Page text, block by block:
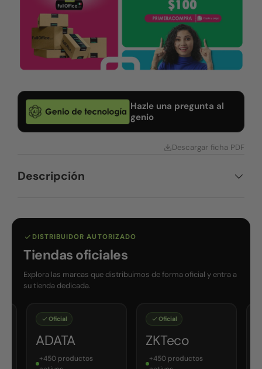
Hazle una pregunta al
genio
Descargar ficha PDF
Descripción
DISTRIBUIDOR AUTORIZADO
Tiendas oficiales
Explora las marcas que distribuimos de forma oficial y entra a
su tienda dedicada.
productos
ZKTeco
+450 productos